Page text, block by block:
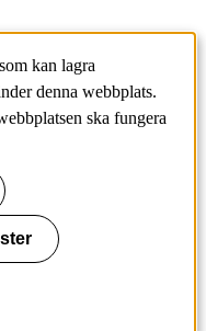
kan lagra
denna webbplats.
ska fungera